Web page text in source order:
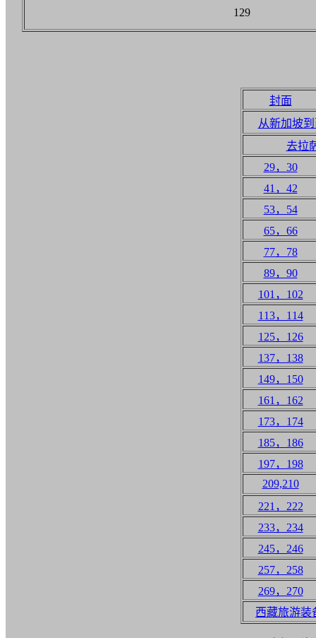
129
封面
从新加坡
去拉
29，30
41，42
53，54
65，66
77，78
89，90
101，102
113，114
125，126
137，138
149，150
161，162
173，174
185，186
197，198
209,210
221，222
233，234
245，246
257，258
269，270
西藏旅游装